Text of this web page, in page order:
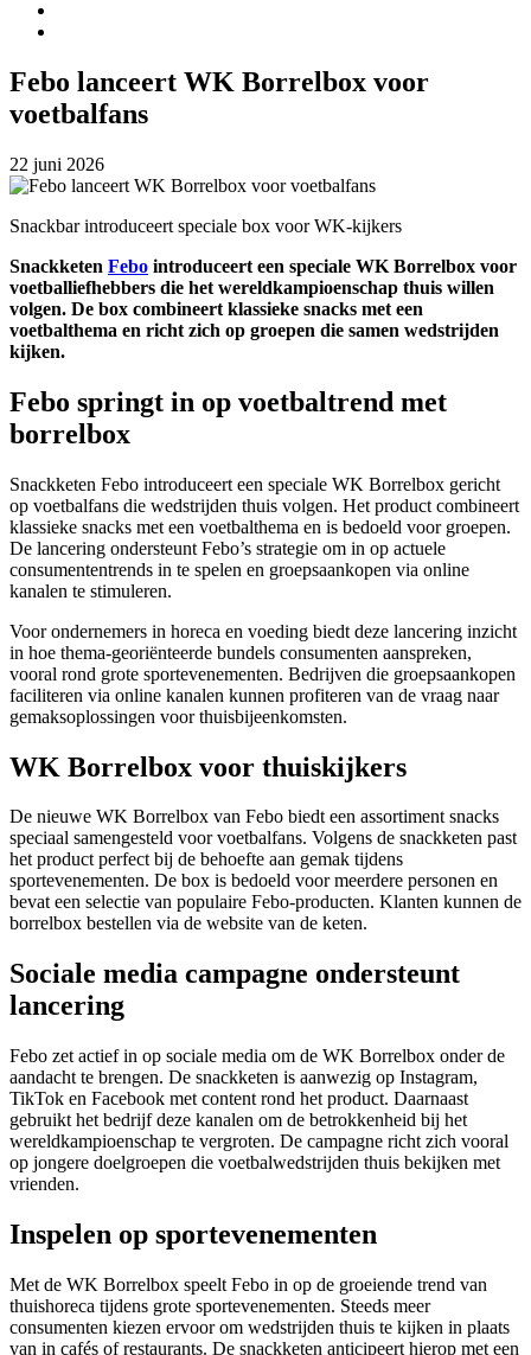
Febo lanceert WK Borrelbox voor
voetbalfans
22 juni 2026
Snackbar introduceert speciale box voor WK-kijkers
Snackketen Febo introduceert een speciale WK Borrelbox voor
voetballiefhebbers die het wereldkampioenschap thuis willen
volgen. De box combineert klassieke snacks met een
voetbalthema en richt zich op groepen die samen wedstrijden
kijken.
Febo springt in op voetbaltrend met
borrelbox
Snackketen Febo introduceert een speciale WK Borrelbox gericht
op voetbalfans die wedstrijden thuis volgen. Het product combineert
klassieke snacks met een voetbalthema en is bedoeld voor groepen.
De lancering ondersteunt Febo’s strategie om in op actuele
consumententrends in te spelen en groepsaankopen via online
kanalen te stimuleren.
Voor ondernemers in horeca en voeding biedt deze lancering inzicht
in hoe thema-georiënteerde bundels consumenten aanspreken,
vooral rond grote sportevenementen. Bedrijven die groepsaankopen
faciliteren via online kanalen kunnen profiteren van de vraag naar
gemaksoplossingen voor thuisbijeenkomsten.
WK Borrelbox voor thuiskijkers
De nieuwe WK Borrelbox van Febo biedt een assortiment snacks
speciaal samengesteld voor voetbalfans. Volgens de snackketen past
het product perfect bij de behoefte aan gemak tijdens
sportevenementen. De box is bedoeld voor meerdere personen en
bevat een selectie van populaire Febo-producten. Klanten kunnen de
borrelbox bestellen via de website van de keten.
Sociale media campagne ondersteunt
lancering
Febo zet actief in op sociale media om de WK Borrelbox onder de
aandacht te brengen. De snackketen is aanwezig op Instagram,
TikTok en Facebook met content rond het product. Daarnaast
gebruikt het bedrijf deze kanalen om de betrokkenheid bij het
wereldkampioenschap te vergroten. De campagne richt zich vooral
op jongere doelgroepen die voetbalwedstrijden thuis bekijken met
vrienden.
Inspelen op sportevenementen
Met de WK Borrelbox speelt Febo in op de groeiende trend van
thuishoreca tijdens grote sportevenementen. Steeds meer
consumenten kiezen ervoor om wedstrijden thuis te kijken in plaats
van in cafés of restaurants. De snackketen anticipeert hierop met een